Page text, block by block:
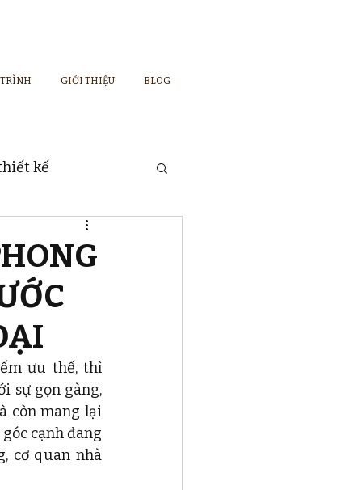
GIỚI THIỆU BLOG
kế
sự gọn gàng,
còn mang lại
cạnh đang
cơ quan nhà